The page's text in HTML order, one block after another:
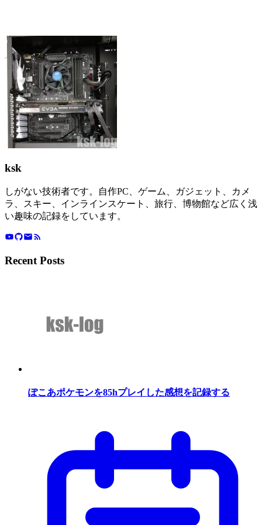
ksk
しがない技術者です。自作PC、ゲーム、ガジェット、カメ
ラ、スキー、インラインスケート、旅行、博物館など広く浅
い趣味の記録をしています。
Recent Posts
ぽこあポケモンを85hプレイした感想を記録する